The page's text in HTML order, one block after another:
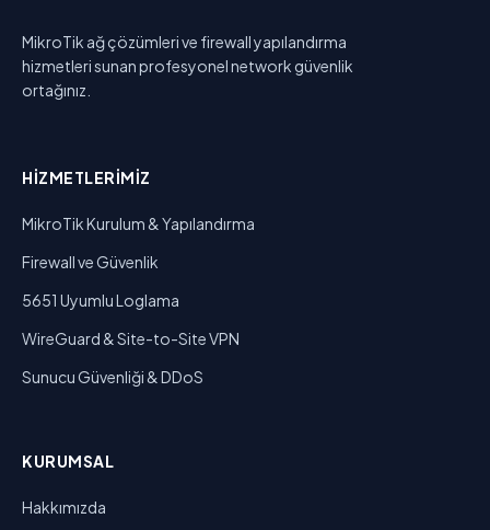
MikroTik ağ çözümleri ve firewall yapılandırma
hizmetleri sunan profesyonel network güvenlik
ortağınız.
HIZMETLERIMIZ
MikroTik Kurulum & Yapılandırma
Firewall ve Güvenlik
5651 Uyumlu Loglama
WireGuard & Site-to-Site VPN
Sunucu Güvenliği & DDoS
KURUMSAL
Hakkımızda